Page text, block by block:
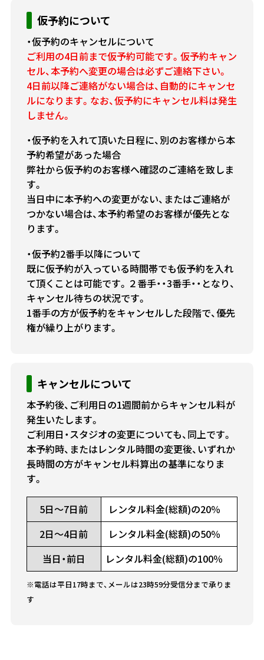
仮予約について
・仮予約のキャンセルについて
ご利用の4日前まで仮予約可能です。仮予約キャン
セル、本予約へ変更の場合は必ずご連絡下さい。
4日前以降ご連絡がない場合は、自動的にキャンセ
ルになります。なお、仮予約にキャンセル料は発生
しません。
・仮予約を入れて頂いた日程に、別のお客様から本
予約希望があった場合
弊社から仮予約のお客様へ確認のご連絡を致しま
す。
当日中に本予約への変更がない、またはご連絡が
つかない場合は、本予約希望のお客様が優先とな
ります。
・仮予約2番手以降について
既に仮予約が入っている時間帯でも仮予約を入れ
て頂くことは可能です。２番手・・3番手・・となり、
キャンセル待ちの状況です。
1番手の方が仮予約をキャンセルした段階で、優先
権が繰り上がります。
キャンセルについて
本予約後、ご利用日の1週間前からキャンセル料が
発生いたします。
ご利用日・スタジオの変更についても、同上です。
本予約時、またはレンタル時間の変更後、いずれか
長時間の方がキャンセル料算出の基準になりま
す。
5日～7日前
レンタル料金(総額)の20％
2日～4日前
レンタル料金(総額)の50％
当日・前日
レンタル料金(総額)の100％
※電話は平日17時まで、メールは23時59分受信分まで承りま
す